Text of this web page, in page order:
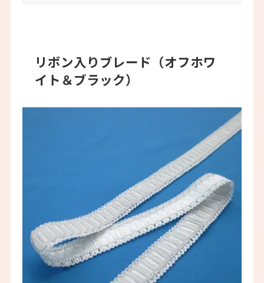
リボン入りブレード（オフホワ
イト＆ブラック）